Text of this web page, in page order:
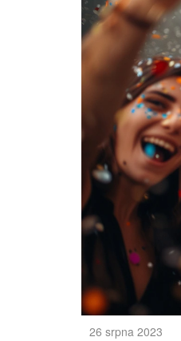
26 srpna 2023